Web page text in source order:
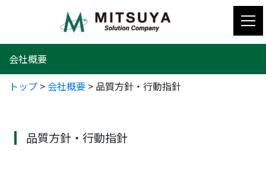
へ
会社概要
トップ > 会社概要 > 品質方針・行動指針
品質方針・行動指針